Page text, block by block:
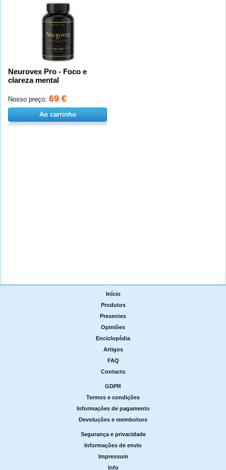
Neurovex Pro - Foco e
clareza mental
Nosso preço: 69 €
Ao carrinho
Início
Produtos
Presentes
Opiniões
Enciclopédia
Artigos
FAQ
Contacto
GDPR
Termos e condições
Informações de pagamento
Devoluções e reembolsos
Segurança e privacidade
Informações de envio
Impressum
Info